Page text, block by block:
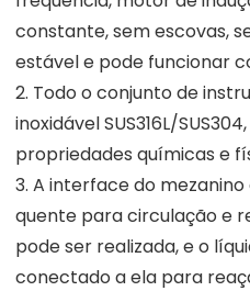
constante, sem escovas,
estável e pode funcionar
2. Todo o conjunto de
inoxidável SUS316L/
propriedades químicas e
3. A interface do
quente para circulação e
pode ser realizada, e o
conectado a ela para